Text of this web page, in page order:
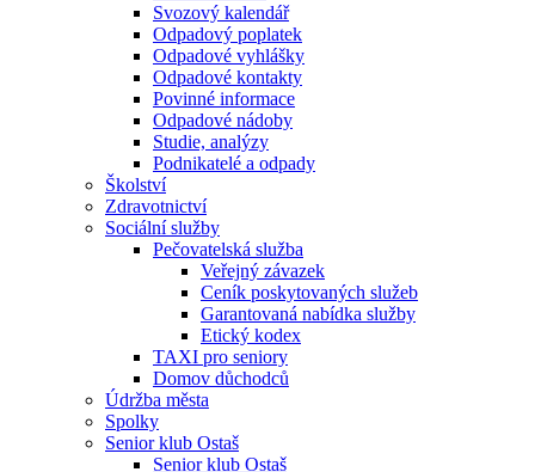
Svozový kalendář
Odpadový poplatek
Odpadové vyhlášky
Odpadové kontakty
Povinné informace
Odpadové nádoby
Studie, analýzy
Podnikatelé a odpady
Školství
Zdravotnictví
Sociální služby
Pečovatelská služba
Veřejný závazek
Ceník poskytovaných služeb
Garantovaná nabídka služby
Etický kodex
TAXI pro seniory
Domov důchodců
Údržba města
Spolky
Senior klub Ostaš
Senior klub Ostaš